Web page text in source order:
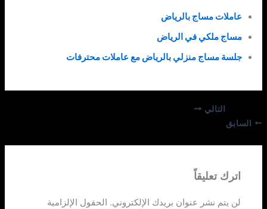
عاملات مساج بالرياض
مساج ملكي في الرياض
جلسة مساج منزلي بالرياض مع عاملات محترفات
السابق
التالي
اترك تعليقاً
لن يتم نشر عنوان بريدك الإلكتروني.
الحقول الإلزامية